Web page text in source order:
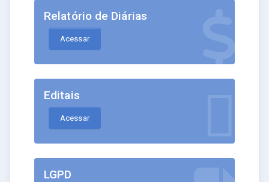
Relatório de Diárias
Acessar
Editais
Acessar
LGPD